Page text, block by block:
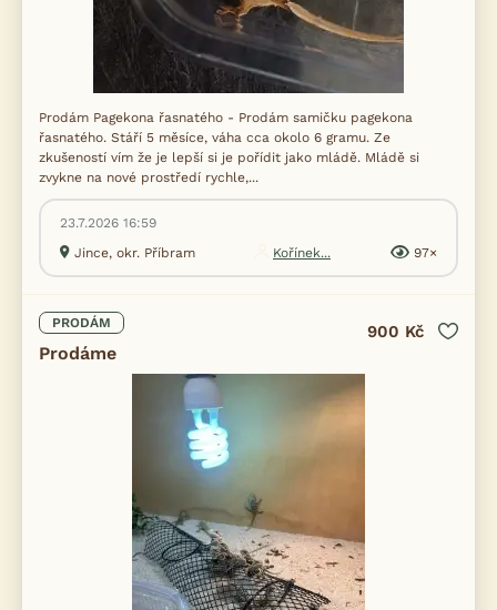
Prodám Pagekona řasnatého - Prodám samičku pagekona
řasnatého. Stáří 5 měsíce, váha cca okolo 6 gramu. Ze
zkušeností vím že je lepší si je pořídit jako mládě. Mládě si
zvykne na nové prostředí rychle,...
23.7.2026 16:59
Jince, okr. Příbram
Kořínek... 97×
PRODÁM
Prodáme
900 Kč